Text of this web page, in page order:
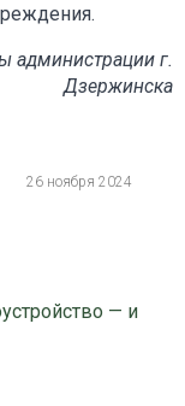
администрации г.
Дзержинска
26 ноября 2024
— и